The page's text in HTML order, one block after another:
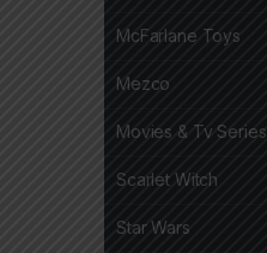
McFarlane Toys
Mezco
Movies & Tv Series
Scarlet Witch
Star Wars